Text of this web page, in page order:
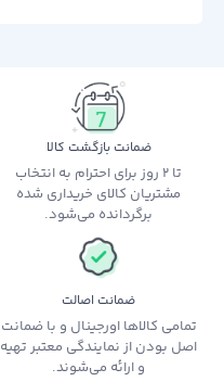
ضمانت بازگشت کالا
تا 2 روز برای احترام به انتخاب
مشتریان کالای خریداری شده
برگردانده می‌شود.
ضمانت اصالت
تمامی کالاها اورجینال و با ضمانت
اصل بودن از نمایندگی معتبر تهیه
و ارائه می‌شوند.